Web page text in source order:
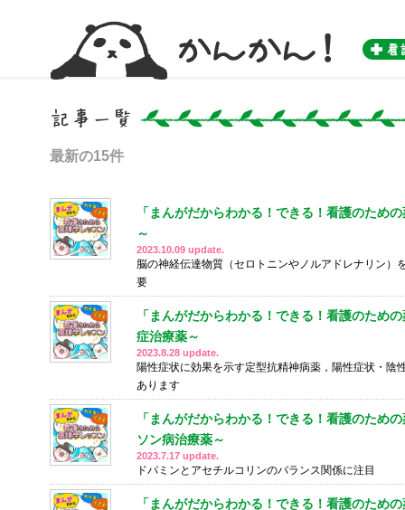
最新の15件
「まんがだからわかる！できる！看護のた
～
2023.10.09 update.
脳の神経伝達物質（セロトニンやノルアドレナリン）
要
「まんがだからわかる！できる！看護のた
症治療薬～
2023.8.28 update.
陽性症状に効果を示す定型抗精神病薬，陽性症状・陰
あります
「まんがだからわかる！できる！看護のた
ソン病治療薬～
2023.7.17 update.
ドパミンとアセチルコリンのバランス関係に注目
「まんがだからわかる！できる！看護のた